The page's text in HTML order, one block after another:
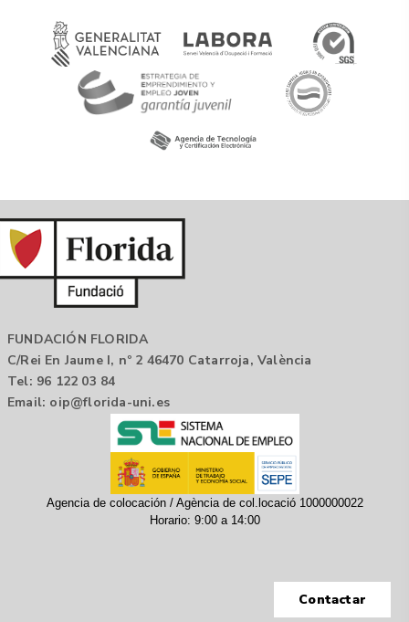
FUNDACIÓN FLORIDA
C/Rei En Jaume I, nº 2 46470 Catarroja, València
Tel: 96 122 03 84
Email: oip@florida-uni.es
Agencia de colocación / Agència de col.locació 1000000022
Horario: 9:00 a 14:00
Contactar